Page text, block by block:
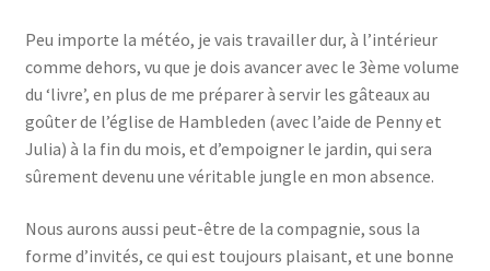
Peu importe la météo, je vais travailler dur, à l’intérieur
comme dehors, vu que je dois avancer avec le 3ème volume
du ‘livre’, en plus de me préparer à servir les gâteaux au
goûter de l’église de Hambleden (avec l’aide de Penny et
Julia) à la fin du mois, et d’empoigner le jardin, qui sera
sûrement devenu une véritable jungle en mon absence.
Nous aurons aussi peut-être de la compagnie, sous la
forme d’invités, ce qui est toujours plaisant, et une bonne